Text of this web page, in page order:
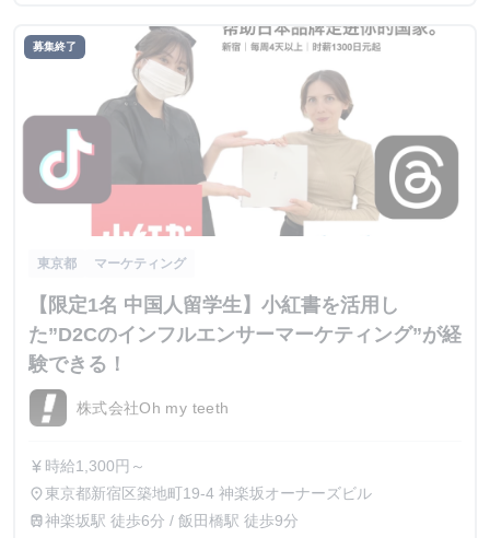
募集終了
東京都 マーケティング
【限定1名 中国人留学生】小紅書を活用し
た”D2Cのインフルエンサーマーケティング”が経
験できる！
株式会社Oh my teeth
currency_yen 時給1,300円～
place東京都新宿区築地町19-4 神楽坂オーナーズビル
train神楽坂駅 徒歩6分 / 飯田橋駅 徒歩9分